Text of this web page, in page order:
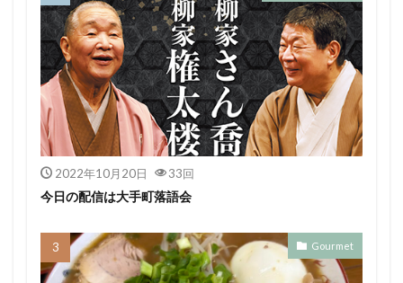
2022年10月20日 33回
今日の配信は大手町落語会
Gourmet